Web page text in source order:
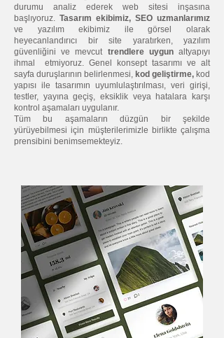
durumu analiz ederek web sitesi inşasına
başlıyoruz. Tasarım ekibimiz, SEO uzmanlarımız
ve yazılım ekibimiz ile görsel olarak
heyecanlandırıcı bir site yaratırken, yazılım
güvenliğini ve mevcuttrendlere uygunaltyapıyı
ihmal etmiyoruz. Genel konsept tasarımı ve alt
sayfa duruşlarının belirlenmesi, kod geliştirme, kod
yapısı ile tasarımın uyumlulaştırılması, veri girişi,
testler, yayına geçiş, eksiklik veya hatalara karşı
kontrol aşamaları uygulanır.
Tüm bu aşamaların düzgün bir şekilde
yürüyebilmesi için müşterilerimizle birlikte çalışma
prensibini benimsemekteyiz.